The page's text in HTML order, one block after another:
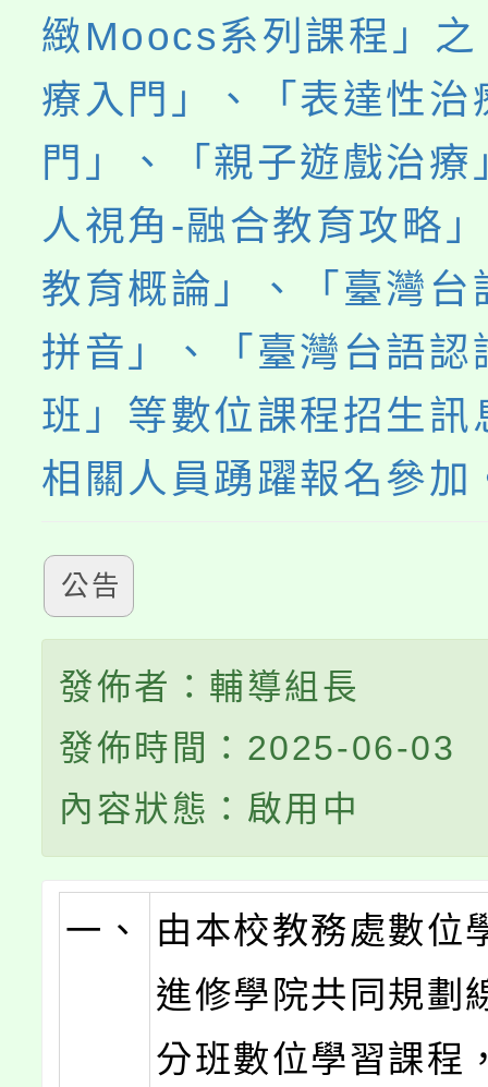
緻Moocs系列課程」
療入門」、「表達性治
門」、「親子遊戲治療
人視角-融合教育攻略
教育概論」、「臺灣台
拼音」、「臺灣台語認
班」等數位課程招生訊
相關人員踴躍報名參加
公告
發佈者：輔導組長
發佈時間：2025-06-03
內容狀態：啟用中
一、
由本校教務處數位
進修學院共同規劃
分班數位學習課程